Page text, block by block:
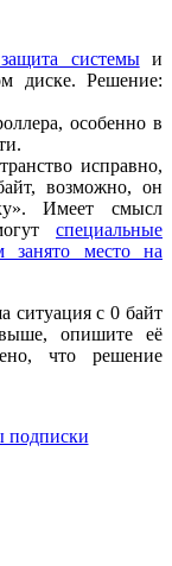
системыи
диске. Решение:
особенно в
исправно,
возможно, он
Имеет смысл
специальные
занято место на
ситуация с 0 байт
опишите её
что решение
подписки